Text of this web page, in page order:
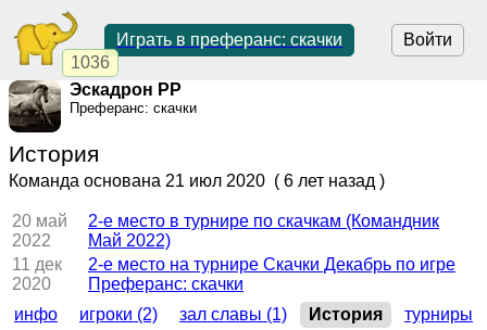
1036
Войти
Играть в преферанс: скачки
Эскадрон РР
Преферанс: скачки
История
Команда основана 21 июл 2020 ( 6 лет назад )
20 май
2022
2-е место в турнире по скачкам (Командник
Май 2022)
11 дек
2020
2-е место на турнире Скачки Декабрь по игре
Преферанс: скачки
инфо
игроки (2) зал славы (1) История турниры